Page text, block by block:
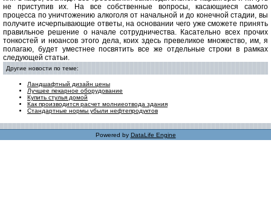
не приступив их. На все собственные вопросы, касающиеся самого
процесса по уничтожению алкоголя от начальной и до конечной стадии, вы
получите исчерпывающие ответы, на основании чего уже сможете принять
правильное решение о начале сотрудничества. Касательно всех прочих
тонкостей и нюансов этого дела, коих здесь превеликое множество, им, я
полагаю, будет уместнее посвятить все же отдельные строки в рамках
следующей статьи.
Другие новости по теме:
Ландшафтный дизайн цены
Лучшее пекарное оборудование
Купить стулья домой
Как производится расчет молниеотвода здания
Стандартные нормы убыли нефтепродуктов
Powered by DataLife Engine